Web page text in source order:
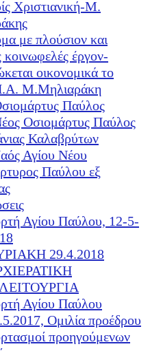
Χριστιανική-Μ.
με πλούσιον και
κοινωφελές έργον-
οικονομικά το
Μ.Μηλιαράκη
Παύλος
Οσιομάρτυς Παύλος
Καλαβρύτων
Αγίου Νέου
Παύλου εξ
Αγίου Παύλου, 12-5-
29.4.2018
Αγίου Παύλου
Ομιλία προέδρου
προηγούμενων